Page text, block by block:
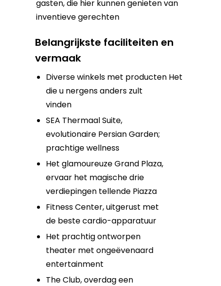
gasten, die hier kunnen genieten van
inventieve gerechten
Belangrijkste faciliteiten en
vermaak
Diverse winkels met producten
die u nergens anders zult
vinden
SEA Thermaal Suite,
evolutionaire Persian Garden;
prachtige wellness
Het glamoureuze Grand Plaza,
ervaar het magische drie
verdiepingen tellende Piazza
Fitness Center, uitgerust met
de beste cardio-apparatuur
Het prachtig ontworpen
theater met ongeëvenaard
entertainment
The Club, overdag een
Het